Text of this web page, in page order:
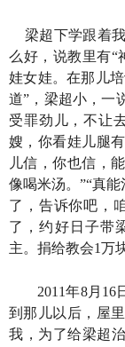
梁超下学跟着
么好，说教里有“
娃女娃。在那儿
道”，梁超小，一
受罪劲儿，不让
嫂，你看娃儿腿
儿信，你也信，
像喝米汤。”“真
了，告诉你吧，
了，约好日子带
主。捐给教会1万
2011年8月16日
到那儿以后，屋
我，为了给梁超